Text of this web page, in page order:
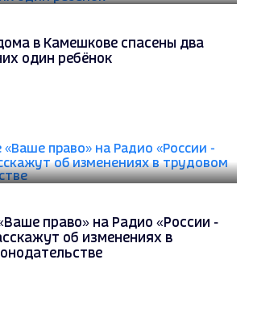
в Камешкове спасены два
один ребёнок
право» на Радио «России -
об изменениях в